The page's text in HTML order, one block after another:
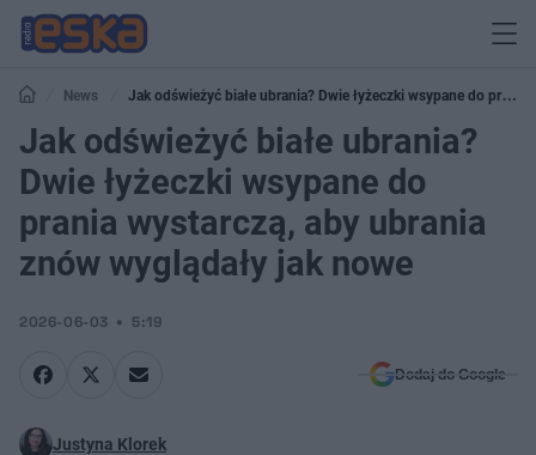
News
Jak odświeżyć białe ubrania? Dwie łyżeczki wsypane do prania
wystarczą, aby ubrania znów wyglądały jak nowe
Jak odświeżyć białe ubrania?
Dwie łyżeczki wsypane do
prania wystarczą, aby ubrania
znów wyglądały jak nowe
2026-06-03 5:19
Dodaj do Google
Justyna Klorek